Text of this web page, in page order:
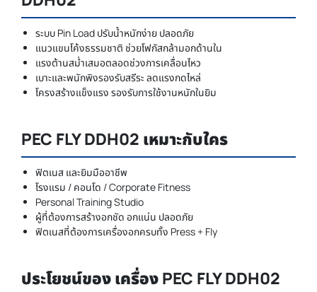
ระบบ Pin Load ปรับน้ำหนักง่าย ปลอดภัย
แนวแขนโค้งธรรมชาติ ช่วยโฟกัสกล้ามอกด้านใน
แรงต้านสม่ำเสมอตลอดช่วงการเคลื่อนไหว
เบาะและพนักพิงรองรับสรีระ ลดแรงกดไหล่
โครงสร้างแข็งแรง รองรับการใช้งานหนักในยิม
PEC FLY DDH02 เหมาะกับใคร
ฟิตเนส และยิมมืออาชีพ
โรงแรม / คอนโด / Corporate Fitness
Personal Training Studio
ผู้ที่ต้องการสร้างอกชัด อกแน่น ปลอดภัย
ฟิตเนสที่ต้องการเครื่องอกครบทั้ง Press + Fly
ประโยชน์ของ เครื่อง PEC FLY DDH02